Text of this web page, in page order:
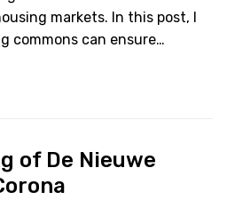
markets. In this post, I
commons can ensure…
of De Nieuwe